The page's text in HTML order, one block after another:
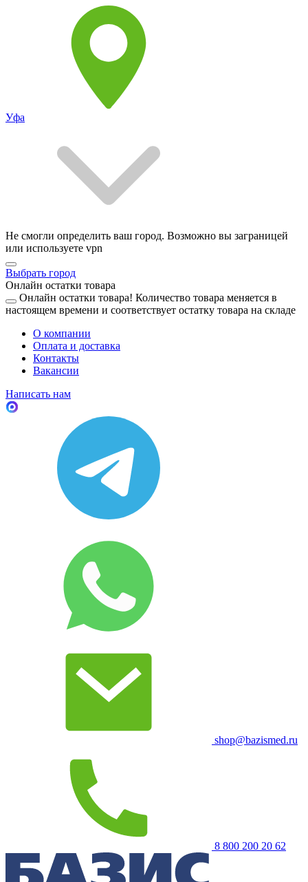
Уфа
Не смогли определить ваш город. Возможно вы заграницей
или используете vpn
Выбрать город
Онлайн остатки товара
Онлайн остатки товара! Количество товара меняется в
настоящем времени и соответствует остатку товара на складе
О компании
Оплата и доставка
Контакты
Вакансии
Написать нам
shop@bazismed.ru
8 800 200 20 62